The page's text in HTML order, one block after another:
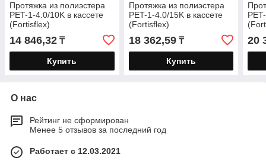
Протяжка из полиэстера
PET-1-4.0/10K в кассете
(Fortisflex)
14 846,32 ₸
Купить
Протяжка из полиэстера
PET-1-4.0/15K в кассете
(Fortisflex)
18 362,59₸
Купить
20
О нас
Рейтинг не сформирован
Менее 5 отзывов за последний год
Работает с 12.03.2021